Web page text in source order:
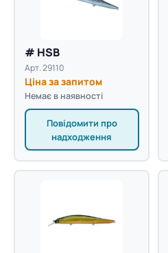
# HSB
Арт. 29110
Ціна за запитом
Немає в наявності
Повідомити про
надходження